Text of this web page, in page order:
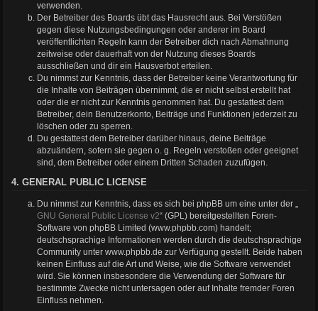
verwenden.
Der Betreiber des Boards übt das Hausrecht aus. Bei Verstößen
gegen diese Nutzungsbedingungen oder anderer im Board
veröffentlichten Regeln kann der Betreiber dich nach Abmahnung
zeitweise oder dauerhaft von der Nutzung dieses Boards
ausschließen und dir ein Hausverbot erteilen.
Du nimmst zur Kenntnis, dass der Betreiber keine Verantwortung für
die Inhalte von Beiträgen übernimmt, die er nicht selbst erstellt hat
oder die er nicht zur Kenntnis genommen hat. Du gestattest dem
Betreiber, dein Benutzerkonto, Beiträge und Funktionen jederzeit zu
löschen oder zu sperren.
Du gestattest dem Betreiber darüber hinaus, deine Beiträge
abzuändern, sofern sie gegen o. g. Regeln verstoßen oder geeignet
sind, dem Betreiber oder einem Dritten Schaden zuzufügen.
4. GENERAL PUBLIC LICENSE
Du nimmst zur Kenntnis, dass es sich bei phpBB um eine unter der „
GNU General Public License v2“ (GPL) bereitgestellten Foren-
Software von phpBB Limited (www.phpbb.com) handelt;
deutschsprachige Informationen werden durch die deutschsprachige
Community unter www.phpbb.de zur Verfügung gestellt. Beide haben
keinen Einfluss auf die Art und Weise, wie die Software verwendet
wird. Sie können insbesondere die Verwendung der Software für
bestimmte Zwecke nicht untersagen oder auf Inhalte fremder Foren
Einfluss nehmen.